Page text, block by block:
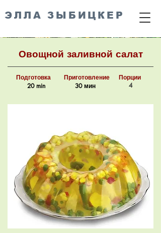
ЭЛЛА ЗЫБИЦКЕР
Овощной заливной салат
Подготовка
20 min
Приготовление
30 мин
Порции
4